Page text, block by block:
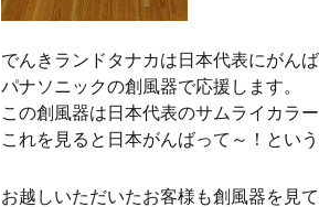
でんきランドタナカは日本代表にがん
パナソニックの創風器で応援します。
この創風器は日本代表のサムライカラ
これを見ると日本がんばって～！とい
お越しいただいたお客様も創風器を見